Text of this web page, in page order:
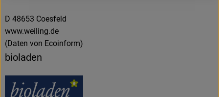
D 48653 Coesfeld
www.weiling.de
(Daten von Ecoinform)
bioladen